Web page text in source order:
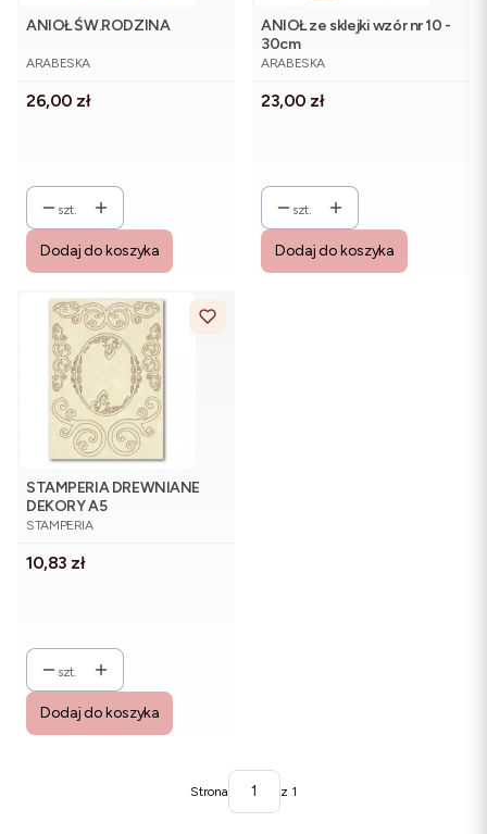
ANIOŁ ŚW.RODZINA
PRODUCENT
ARABESKA
Cena
26,00 zł
szt.
Dodaj do koszyka
ANIOŁ ze sklejki wzór nr 10 -
30cm
PRODUCENT
ARABESKA
Cena
23,00 zł
szt.
Dodaj do koszyka
STAMPERIA DREWNIANE
DEKORY A5
PRODUCENT
STAMPERIA
Cena
10,83 zł
szt.
Dodaj do koszyka
Strona z 1